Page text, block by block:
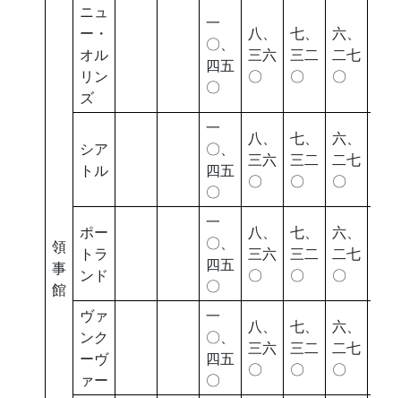
領
事
館
ニュ
ー・
オル
リン
ズ
一
〇、
四五
〇
八、
三六
〇
七、
三二
〇
六、
二七
〇
シア
トル
一
〇、
四五
〇
八、
三六
〇
七、
三二
〇
六、
二七
〇
ポー
トラ
ンド
一
〇、
四五
〇
八、
三六
〇
七、
三二
〇
六、
二七
〇
ヴァ
ンク
ーヴ
ァー
一
〇、
四五
〇
八、
三六
〇
七、
三二
〇
六、
二七
〇